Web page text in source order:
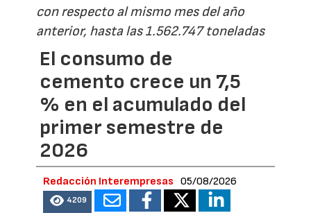
con respecto al mismo mes del año
anterior, hasta las 1.562.747 toneladas
El consumo de
cemento crece un 7,5
% en el acumulado del
primer semestre de
2026
Redacción Interempresas 05/08/2026
4209